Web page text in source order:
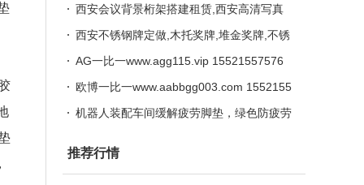
门形|快展架|拉网展架|丽屏展架|5m道旗租
赁|舞台地毯
西安会议背景桁架搭建租赁,西安高清写真
喷绘,巡回展出,承接各种会议,商场布展,广
告设计印刷
西安不锈钢牌定做,木托奖牌,堆金奖牌,不锈
钢堆银奖牌,西安铜牌授权牌定做,长条牌定
做
AG一比一www.agg115.vip 15521557576
欧博一比一www.aabbgg003.com 1552155
7576
机器人装配车间缓解疲劳脚垫，绿色防疲劳
推荐行情